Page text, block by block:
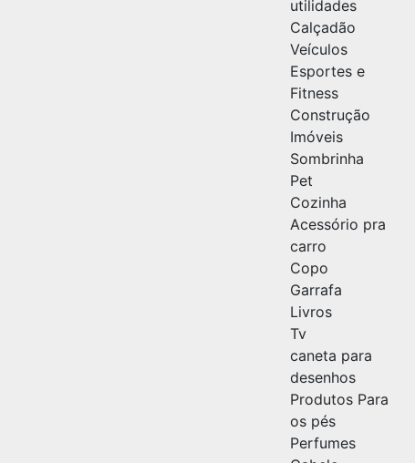
utilidades
Calçadão
Veículos
Esportes e
Fitness
Construção
Imóveis
Sombrinha
Pet
Cozinha
Acessório pra
carro
Copo
Garrafa
Livros
Tv
caneta para
desenhos
Produtos Para
os pés
Perfumes